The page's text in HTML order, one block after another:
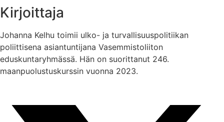
Kirjoittaja
Johanna Kelhu toimii ulko- ja turvallisuuspolitiikan
poliittisena asiantuntijana Vasemmistoliiton
eduskuntaryhmässä. Hän on suorittanut 246.
maanpuolustuskurssin vuonna 2023.